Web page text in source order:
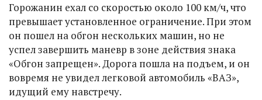
Горожанин ехал со скоростью около 100 км/ч, что
превышает установленное ограничение. При этом
он пошел на обгон нескольких машин, но не
успел завершить маневр в зоне действия знака
«Обгон запрещен». Дорога пошла на подъем, и он
вовремя не увидел легковой автомобиль «ВАЗ»,
идущий ему навстречу.